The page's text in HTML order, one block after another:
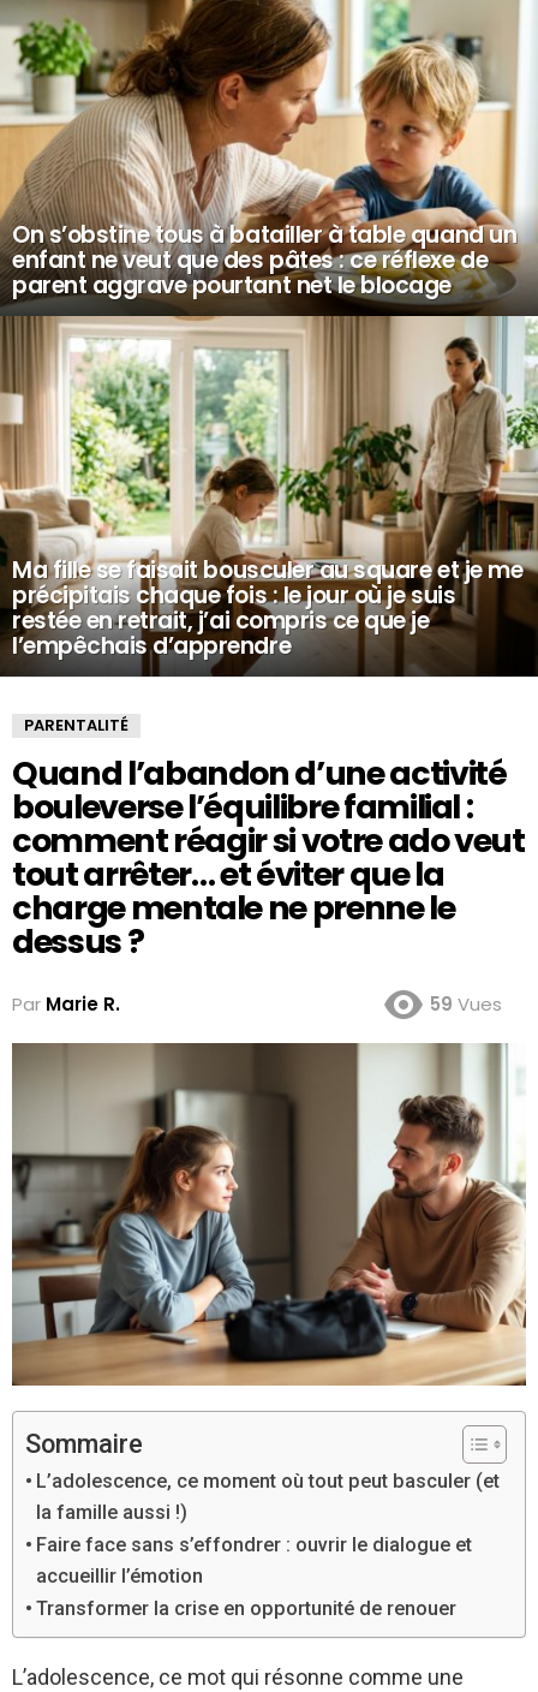
On s’obstine tous à batailler à table quand un
enfant ne veut que des pâtes : ce réflexe de
parent aggrave pourtant net le blocage
Ma fille se faisait bousculer au square et je me
précipitais chaque fois : le jour où je suis
restée en retrait, j’ai compris ce que je
l’empêchais d’apprendre
PARENTALITÉ
Quand l’abandon d’une activité
bouleverse l’équilibre familial :
comment réagir si votre ado veut
tout arrêter… et éviter que la
charge mentale ne prenne le
dessus ?
Par Marie R. 59 Vues
Sommaire
L’adolescence, ce moment où tout peut basculer (et
la famille aussi !)
Faire face sans s’effondrer : ouvrir le dialogue et
accueillir l’émotion
Transformer la crise en opportunité de renouer
L’adolescence, ce mot qui résonne comme une